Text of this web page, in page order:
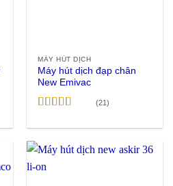
MÁY HÚT DỊCH
Máy hút dịch đạp chân
New Emivac
hạng4.95
(21)